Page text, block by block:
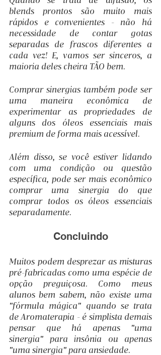
blends prontos são muito mais
rápidos e convenientes - não há
necessidade de contar gotas
separadas de frascos diferentes a
cada vez! E, vamos ser sinceros, a
maioria deles cheira TÃO bem.
Comprar sinergias também pode ser
uma maneira econômica de
experimentar as propriedades de
alguns dos óleos essenciais mais
premium de forma mais acessível.
Além disso, se você estiver lidando
com uma condição ou questão
específica, pode ser mais econômico
comprar uma sinergia do que
comprar todos os óleos essenciais
separadamente.
Concluindo
Muitos podem desprezar as misturas
pré-fabricadas como uma espécie de
opção preguiçosa. Como meus
alunos bem sabem, não existe uma
"fórmula mágica" quando se trata
de Aromaterapia - é simplista demais
pensar que há apenas "uma
sinergia" para insônia ou apenas
"uma sinergia" para ansiedade.